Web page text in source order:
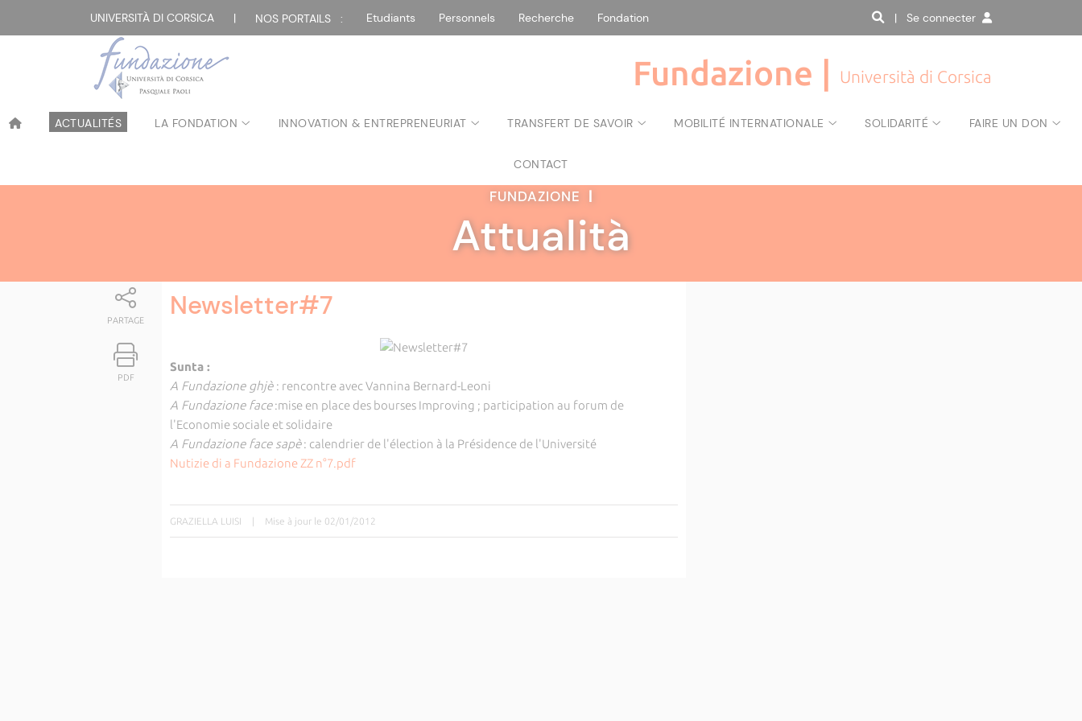
UNIVERSITÀ DI CORSICA | NOS PORTAILS : Etudiants Personnels Recherche Fondation | Se connecter
Fundazione | Università di Corsica
ACTUALITÉS LA FONDATION INNOVATION & ENTREPRENEURIAT TRANSFERT DE SAVOIR MOBILITÉ INTERNATIONALE SOLIDARITÉ FAIRE UN DON
CONTACT
FUNDAZIONE |
Attualità
PARTAGE
PDF
Newsletter#7
Sunta :
A Fundazione ghjè : rencontre avec Vannina Bernard-Leoni
A Fundazione face:mise en place des bourses Improving ; participation au forum de
l'Economie sociale et solidaire
A Fundazione face sapè: calendrier de l'élection à la Présidence de l'Université
Nutizie di a Fundazione ZZ n°7.pdf
GRAZIELLA LUISI | Mise à jour le 02/01/2012